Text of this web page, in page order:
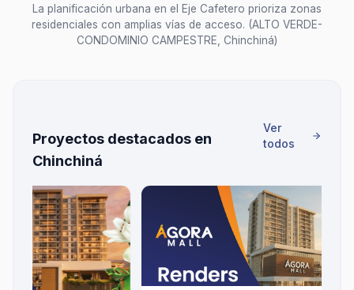
La planificación urbana en el Eje Cafetero prioriza zonas
residenciales con amplias vías de acceso. (ALTO VERDE-
CONDOMINIO CAMPESTRE, Chinchiná)
Proyectos destacados en
Chinchiná
Ver
todos